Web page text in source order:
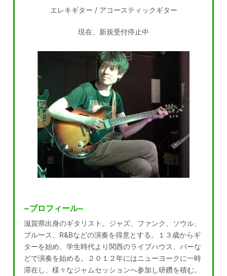
エレキギター / アコースティックギター
現在、新規受付停止中
~プロフィール~
滋賀県出身のギタリスト。ジャズ、ファンク、ソウル、
ブルース、R&Bなどの演奏を得意とする。１３歳からギ
ターを始め、学生時代より関西のライブハウス、バーな
どで演奏を始める。２０１２年にはニューヨークに一時
滞在し、様々なジャムセッションへ参加し研鑽を積む。